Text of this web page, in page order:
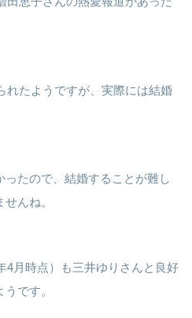
れたようですが、実際には結婚
たので、結婚することが難し
んね。
4月時点）も三井ゆりさんと良好
です。